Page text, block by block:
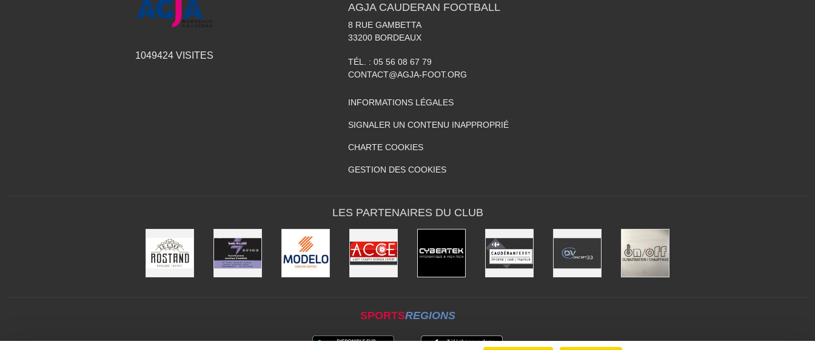
1049424VISITES
AGJA CAUDERAN FOOTBALL
8 RUE GAMBETTA
33200 BORDEAUX
TÉL. : 05 56 08 67 79
CONTACT@AGJA-FOOT.ORG
INFORMATIONS LÉGALES
SIGNALER UN CONTENU INAPPROPRIÉ
CHARTE COOKIES
GESTION DES COOKIES
LES PARTENAIRES DU CLUB
SPORTSREGIONS